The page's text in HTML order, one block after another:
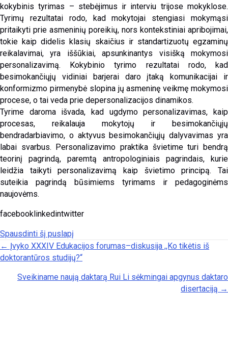
kokybinis tyrimas – stebėjimus ir interviu trijose mokyklose.
Tyrimų rezultatai rodo, kad mokytojai stengiasi mokymąsi
pritaikyti prie asmeninių poreikių, nors kontekstiniai apribojimai,
tokie kaip didelis klasių skaičius ir standartizuotų egzaminų
reikalavimai, yra iššūkiai, apsunkinantys visišką mokymosi
personalizavimą. Kokybinio tyrimo rezultatai rodo, kad
besimokančiųjų vidiniai barjerai daro įtaką komunikacijai ir
konformizmo pirmenybė slopina jų asmeninę veikmę mokymosi
procese, o tai veda prie depersonalizacijos dinamikos.
Tyrime daroma išvada, kad ugdymo personalizavimas, kaip
procesas, reikalauja mokytojų ir besimokančiųjų
bendradarbiavimo, o aktyvus besimokančiųjų dalyvavimas yra
labai svarbus. Personalizavimo praktika švietime turi bendrą
teorinį pagrindą, paremtą antropologiniais pagrindais, kurie
leidžia taikyti personalizavimą kaip švietimo principą. Tai
suteikia pagrindą būsimiems tyrimams ir pedagoginėms
naujovėms.
facebooklinkedintwitter
Spausdinti šį puslapį
Posts navigation
← Įvyko XXXIV Edukacijos forumas–diskusija ,,Ko tikėtis iš
doktorantūros studijų?“
Sveikiname naują daktarą Rui Li sėkmingai apgynus daktaro
disertaciją →